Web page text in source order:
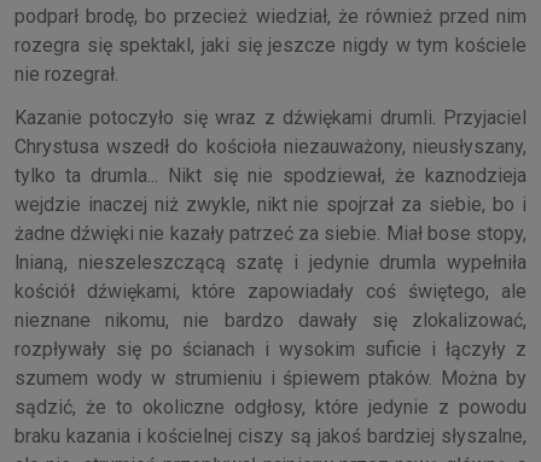
podparł brodę, bo przecież wiedział, że również przed nim
rozegra się spektakl, jaki się jeszcze nigdy w tym kościele
nie rozegrał.
Kazanie potoczyło się wraz z dźwiękami drumli. Przyjaciel
Chrystusa wszedł do kościoła niezauważony, nieusłyszany,
tylko ta drumla... Nikt się nie spodziewał, że kaznodzieja
wejdzie inaczej niż zwykle, nikt nie spojrzał za siebie, bo i
żadne dźwięki nie kazały patrzeć za siebie. Miał bose stopy,
lnianą, nieszeleszczącą szatę i jedynie drumla wypełniła
kościół dźwiękami, które zapowiadały coś świętego, ale
nieznane nikomu, nie bardzo dawały się zlokalizować,
rozpływały się po ścianach i wysokim suficie i łączyły z
szumem wody w strumieniu i śpiewem ptaków. Można by
sądzić, że to okoliczne odgłosy, które jedynie z powodu
braku kazania i kościelnej ciszy są jakoś bardziej słyszalne,